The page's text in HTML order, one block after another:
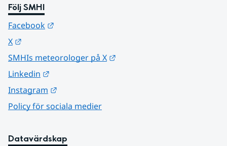
Följ SMHI
Facebook
X
SMHIs meteorologer på X
Linkedin
Instagram
Policy för sociala medier
Datavärdskap